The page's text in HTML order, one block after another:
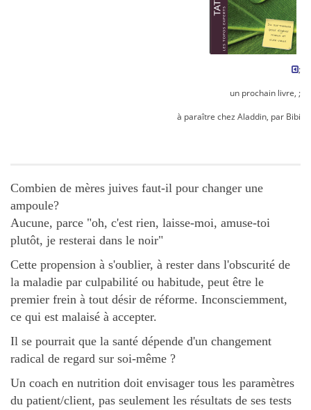
;
un prochain livre, ;
à paraître chez Aladdin, par Bibi
Combien de mères juives faut-il pour changer une
ampoule?
Aucune, parce "oh, c'est rien, laisse-moi, amuse-toi
plutôt, je resterai dans le noir"
Cette propension à s'oublier, à rester dans l'obscurité de
la maladie par culpabilité ou habitude, peut être le
premier frein à tout désir de réforme. Inconsciemment,
ce qui est malaisé à accepter.
Il se pourrait que la santé dépende d'un changement
radical de regard sur soi-même ?
Un coach en nutrition doit envisager tous les paramètres
du patient/client, pas seulement les résultats de ses tests